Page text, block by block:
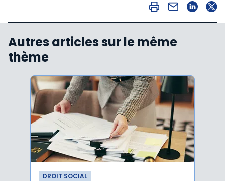
Autres articles sur le même
thème
DROIT SOCIAL